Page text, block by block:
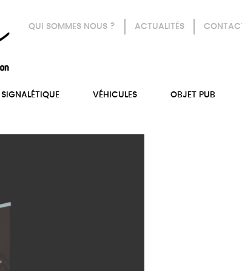
QUI SOMMES NOUS ? ACTUALITÉS CONTACT
SIGNALÉTIQUE VÉHICULES OBJET PUB